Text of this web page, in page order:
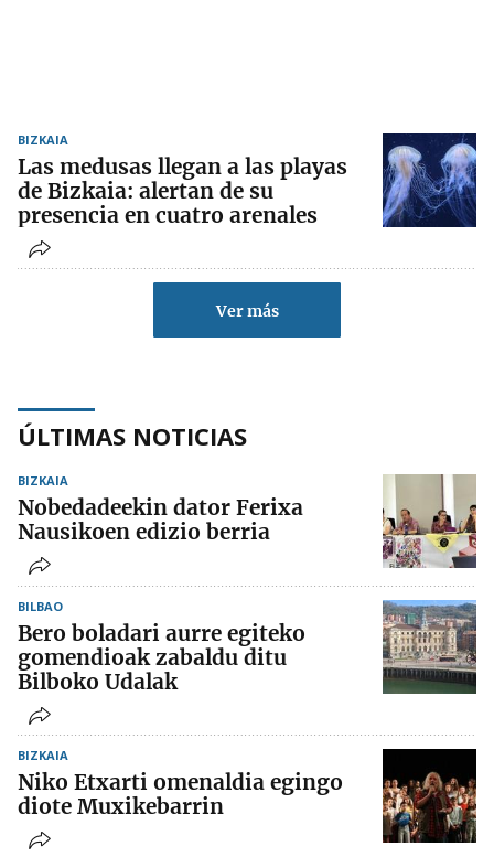
BIZKAIA
Las medusas llegan a las playas
de Bizkaia: alertan de su
presencia en cuatro arenales
Ver más
ÚLTIMAS NOTICIAS
BIZKAIA
Nobedadeekin dator Ferixa
Nausikoen edizio berria
BILBAO
Bero boladari aurre egiteko
gomendioak zabaldu ditu
Bilboko Udalak
BIZKAIA
Niko Etxarti omenaldia egingo
diote Muxikebarrin